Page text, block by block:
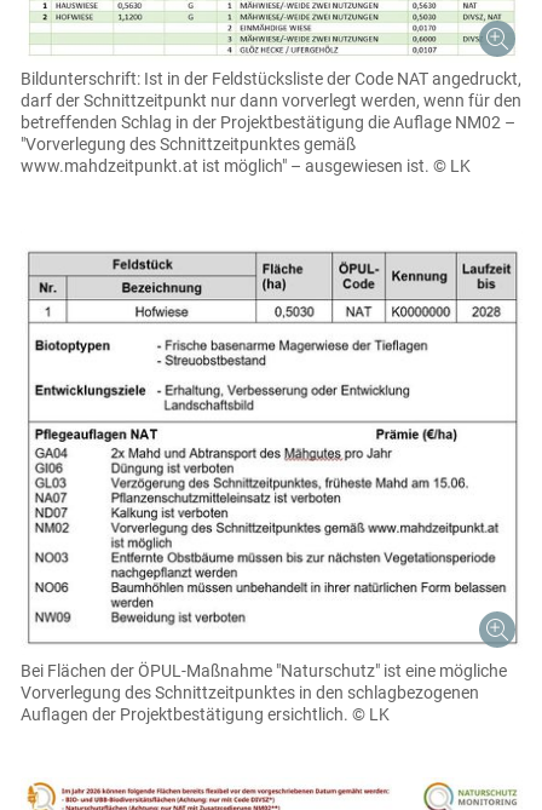
Bildunterschrift: Ist in der Feldstücksliste der Code NAT angedruckt,
darf der Schnittzeitpunkt nur dann vorverlegt werden, wenn für den
betreffenden Schlag in der Projektbestätigung die Auflage NM02 –
"Vorverlegung des Schnittzeitpunktes gemäß
www.mahdzeitpunkt.at ist möglich" – ausgewiesen ist. © LK
Bei Flächen der ÖPUL-Maßnahme "Naturschutz" ist eine mögliche
Vorverlegung des Schnittzeitpunktes in den schlagbezogenen
Auflagen der Projektbestätigung ersichtlich. © LK